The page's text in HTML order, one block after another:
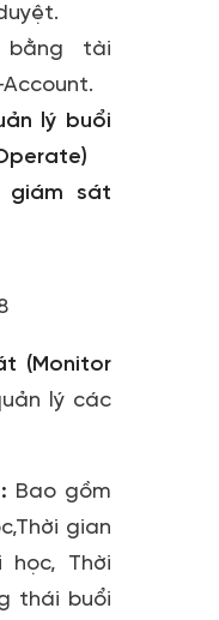
tài
lý buổi
giám sát
(Monitor
lý các
Bao gồm
gian
Thời
thái buổi